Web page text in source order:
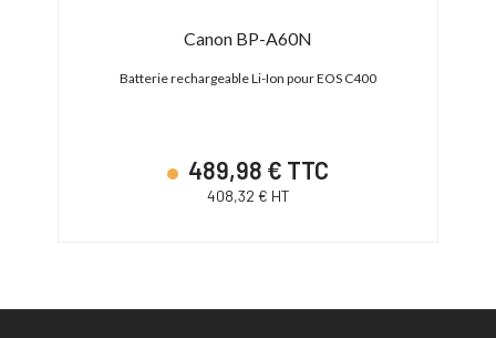
Canon BP-A60N
Batterie rechargeable Li-Ion pour EOS C400
489,98 € TTC
408,32 € HT